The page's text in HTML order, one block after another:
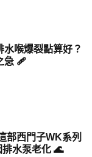
喉爆裂點算好？
急 🩹
部西門子WK系列
水泵老化 🌊